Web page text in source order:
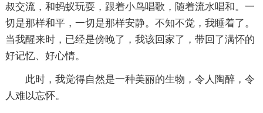
叔交流，和蚂蚁玩耍，跟着小鸟唱歌，随着流水唱和。一
切是那样和平，一切是那样安静。不知不觉，我睡着了。
当我醒来时，已经是傍晚了，我该回家了，带回了满怀的
好记忆、好心情。
此时，我觉得自然是一种美丽的生物，令人陶醉，令
人难以忘怀。